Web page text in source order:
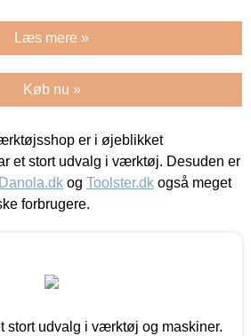
Læs mere »
Køb nu »
er i øjeblikket
et stort udvalg i værktøj. Desuden er
og Toolster.dk også meget
forbrugere.
stort udvalg i værktøj og maskiner.